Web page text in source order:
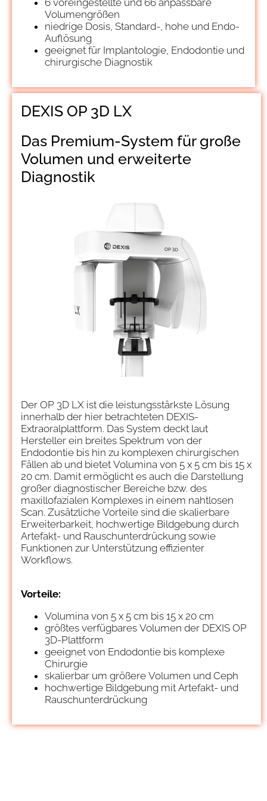
Volumengrößen
niedrige Dosis, Standard-, hohe und Endo-
Auflösung
geeignet für Implantologie, Endodontie und
chirurgische Diagnostik
DEXIS OP 3D LX
Das Premium-System für große
Volumen und erweiterte
Diagnostik
Der OP 3D LX ist die leistungsstärkste Lösung
innerhalb der hier betrachteten DEXIS-
Extraoralplattform. Das System deckt laut
Hersteller ein breites Spektrum von der
Endodontie bis hin zu komplexen chirurgischen
Fällen ab und bietet Volumina von 5 x 5 cm bis 15 x
20 cm. Damit ermöglicht es auch die Darstellung
großer diagnostischer Bereiche bzw. des
maxillofazialen Komplexes in einem nahtlosen
Scan. Zusätzliche Vorteile sind die skalierbare
Erweiterbarkeit, hochwertige Bildgebung durch
Artefakt- und Rauschunterdrückung sowie
Funktionen zur Unterstützung effizienter
Workflows.
Vorteile:
Volumina von 5 x 5 cm bis 15 x 20 cm
größtes verfügbares Volumen der DEXIS OP
3D-Plattform
geeignet von Endodontie bis komplexe
Chirurgie
skalierbar um größere Volumen und Ceph
hochwertige Bildgebung mit Artefakt- und
Rauschunterdrückung